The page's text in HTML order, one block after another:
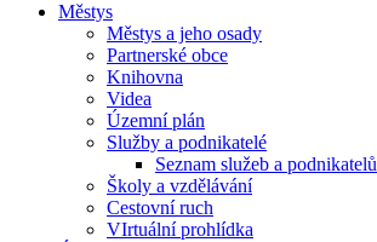
Městys
Městys a jeho osady
Partnerské obce
Knihovna
Videa
Územní plán
Služby a podnikatelé
Seznam služeb a podnikatelů
Školy a vzdělávání
Cestovní ruch
VIrtuální prohlídka